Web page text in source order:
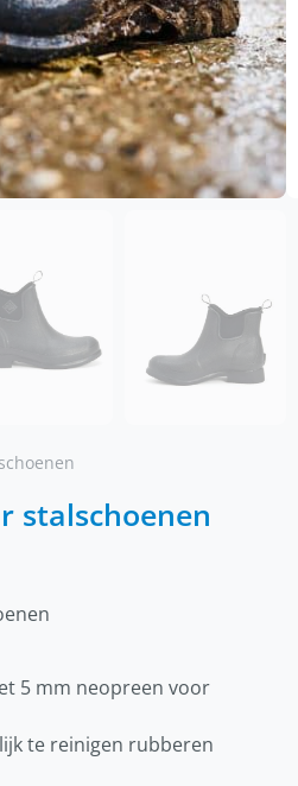
stalschoenen
5 mm neopreen voor
te reinigen rubberen